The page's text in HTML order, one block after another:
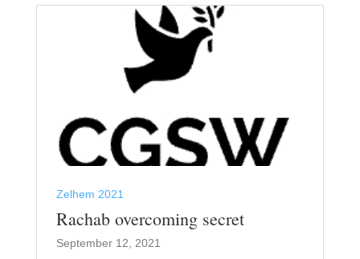
Zelhem 2021
Rachab overcoming secret
September 12, 2021